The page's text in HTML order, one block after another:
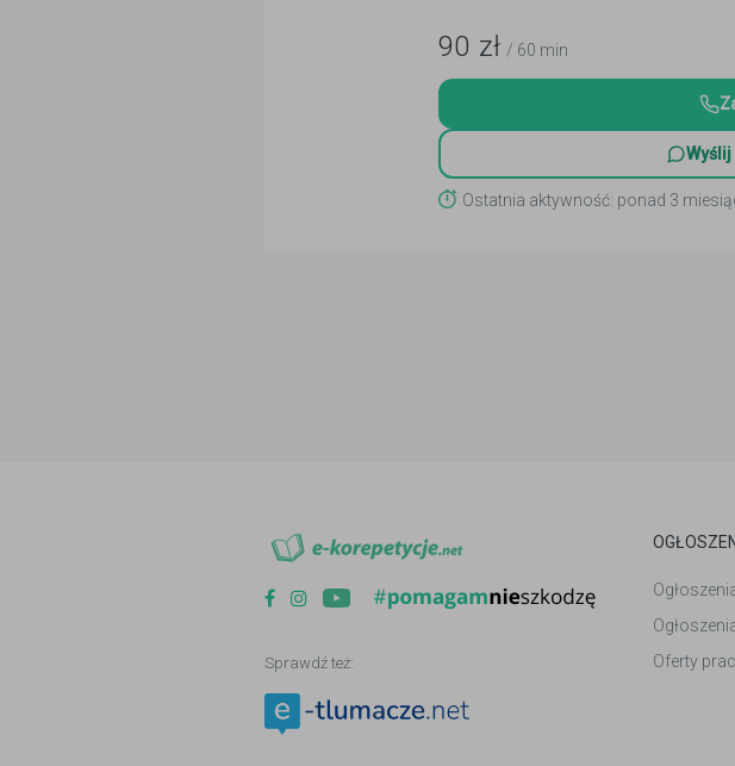
90 zł / 60 min
Ostatnia aktywność: ponad 3
Sprawdź też:
Oferty